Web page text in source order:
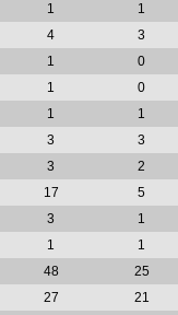
1
1
4
3
1
0
1
0
1
1
3
3
3
2
17
5
3
1
1
1
48
25
27
21